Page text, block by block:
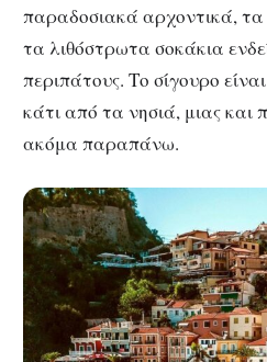
παραδοσιακά αρχοντικά,
τα λιθόστρωτα σοκάκια
περιπάτους. Το σίγουρο
κάτι από τα νησιά, μιας και
ακόμα παραπάνω.